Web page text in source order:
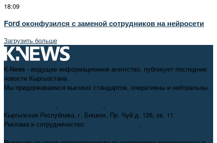
18:09
Ford оконфузился с заменой сотрудников на нейросети
Загрузить больше
K-News - ведущее информационное агентство, публикует последние
новости Кыргызстана.
Мы придерживаемся высоких стандартов, оперативны и нейтральны.
, ,
Кыргызская Республика, г. Бишкек, Пр. Чуй д. 126, кв. 11
Реклама и сотрудничество:
,